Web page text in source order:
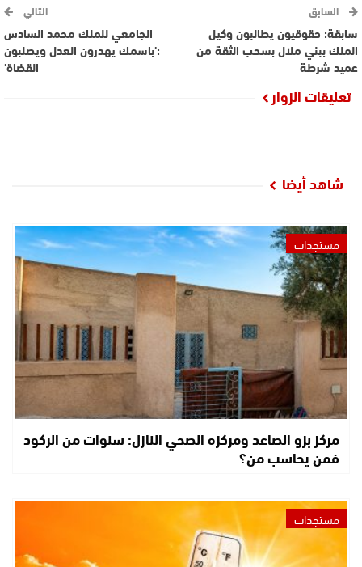
السابق
سابقة: حقوقيون يطالبون وكيل
الملك ببني ملال بسحب الثقة من
عميد شرطة
التالي
الجامعي للملك محمد السادس
:’باسمك يهدرون العدل ويصلبون
القضاة’
تعليقات الزوار
شاهد أيضا
مستجدات
مركز بزو الصاعد ومركزه الصحي النازل: سنوات من الركود
فمن يحاسب من؟
مستجدات